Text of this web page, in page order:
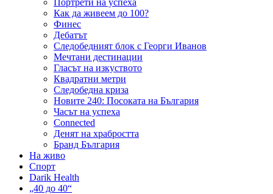
Портрети на успеха
Как да живеем до 100?
Финес
Дебатът
Следобедният блок с Георги Иванов
Мечтани дестинации
Гласът на изкуството
Квадратни метри
Следобедна криза
Новите 240: Посоката на България
Часът на успеха
Connected
Денят на храбростта
Бранд България
На живо
Спорт
Darik Health
„40 до 40“